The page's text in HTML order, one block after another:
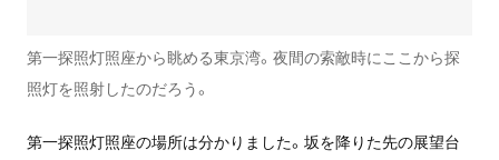
第一探照灯照座から眺める東京湾。夜間の索敵時にここから探
照灯を照射したのだろう。
第一探照灯照座の場所は分かりました。坂を降りた先の展望台